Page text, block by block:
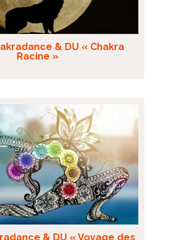
& DU « Chakra
Racine »
& DU « Voyage des